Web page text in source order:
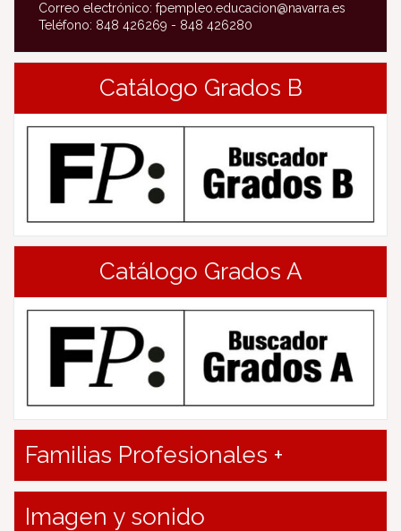
Correo electrónico: fpempleo.educacion@navarra.es
Teléfono: 848 426269 - 848 426280
Catálogo Grados B
Catálogo Grados A
Familias Profesionales +
Imagen y sonido